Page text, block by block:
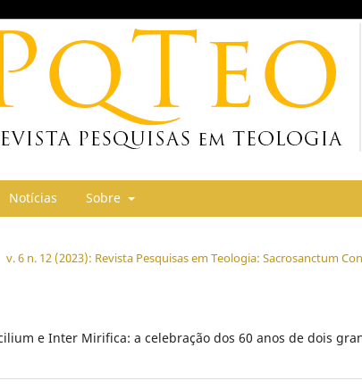
Notícias Sobre
v. 6 n. 12 (2023): Revista Pesquisas em Teologia: Sacrosanctum
e Inter Mirifica: a celebração dos 60 anos de dois